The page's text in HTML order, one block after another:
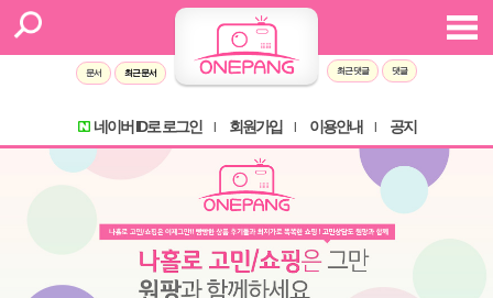
문서 최근 문서 최근 댓글 댓글
네이버 ID로 로그인 회원가입 이용안내 공지